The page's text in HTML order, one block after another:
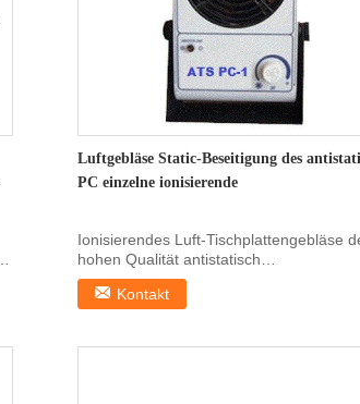
Luftgebläse Static-Beseitigung des
PC einzelne ionisierende
Ionisierendes Luft-Tischplattengebläse
hohen Qualität antistatisch
Produkteigenschaften: ...
Kontakt